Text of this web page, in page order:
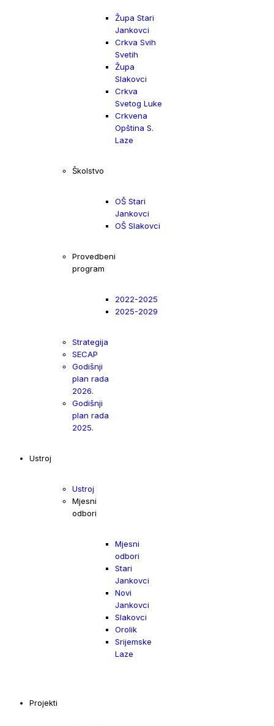
Župa Stari
Jankovci
Crkva Svih
Svetih
Župa
Slakovci
Crkva
Svetog Luke
Crkvena
Opština S.
Laze
Školstvo
OŠ Stari
Jankovci
OŠ Slakovci
Provedbeni
program
2022-2025
2025-2029
Strategija
SECAP
Godišnji
plan rada
2026.
Godišnji
plan rada
2025.
Ustroj
Ustroj
Mjesni
odbori
Mjesni
odbori
Stari
Jankovci
Novi
Jankovci
Slakovci
Orolik
Srijemske
Laze
Projekti